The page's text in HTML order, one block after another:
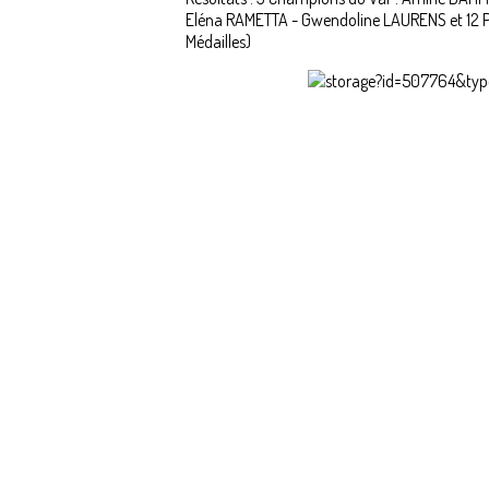
Eléna RAMETTA - Gwendoline LAURENS et
Médailles)